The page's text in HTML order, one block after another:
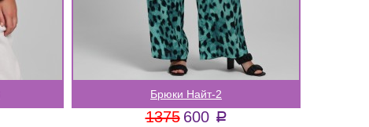
Брюки Найт-2
1375 600 a